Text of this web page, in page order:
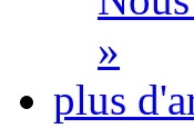
»
plus